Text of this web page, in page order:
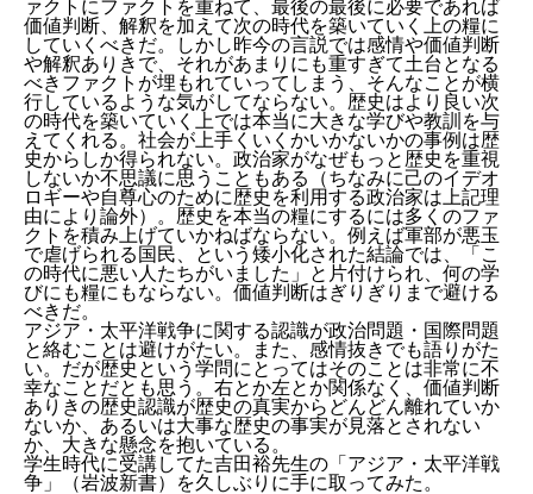
ァクトにファクトを重ねて、最後の最後に必要であれば
価値判断、解釈を加えて次の時代を築いていく上の糧に
していくべきだ。しかし昨今の言説では感情や価値判断
や解釈ありきで、それがあまりにも重すぎて土台となる
べきファクトが埋もれていってしまう、そんなことが横
行しているような気がしてならない。歴史はより良い次
の時代を築いていく上では本当に大きな学びや教訓を与
えてくれる。社会が上手くいくかいかないかの事例は歴
史からしか得られない。政治家がなぜもっと歴史を重視
しないか不思議に思うこともある（ちなみに己のイデオ
ロギーや自尊心のために歴史を利用する政治家は上記理
由により論外）。歴史を本当の糧にするには多くのファ
クトを積み上げていかねばならない。例えば軍部が悪玉
で虐げられる国民、という矮小化された結論では、「こ
の時代に悪い人たちがいました」と片付けられ、何の学
びにも糧にもならない。価値判断はぎりぎりまで避ける
べきだ。
アジア・太平洋戦争に関する認識が政治問題・国際問題
と絡むことは避けがたい。また、感情抜きでも語りがた
い。だが歴史という学問にとってはそのことは非常に不
幸なことだとも思う。右とか左とか関係なく、価値判断
ありきの歴史認識が歴史の真実からどんどん離れていか
ないか、あるいは大事な歴史の事実が見落とされない
か、大きな懸念を抱いている。
学生時代に受講してた吉田裕先生の「アジア・太平洋戦
争」（岩波新書）を久しぶりに手に取ってみた。